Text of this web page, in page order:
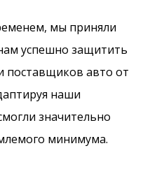
мы приняли
успешно защитить
поставщиков авто от
наши
значительно
минимума.